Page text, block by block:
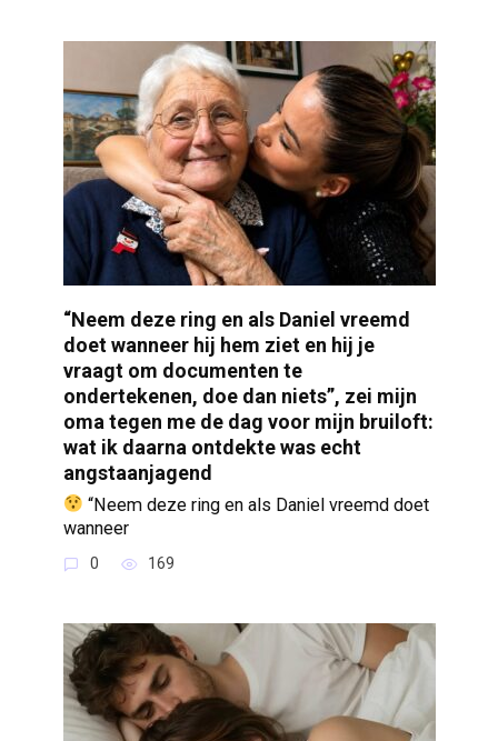
“Neem deze ring en als Daniel vreemd
doet wanneer hij hem ziet en hij je
vraagt om documenten te
ondertekenen, doe dan niets”, zei mijn
oma tegen me de dag voor mijn bruiloft:
wat ik daarna ontdekte was echt
angstaanjagend
“Neem deze ring en als Daniel vreemd doet
wanneer
0 169